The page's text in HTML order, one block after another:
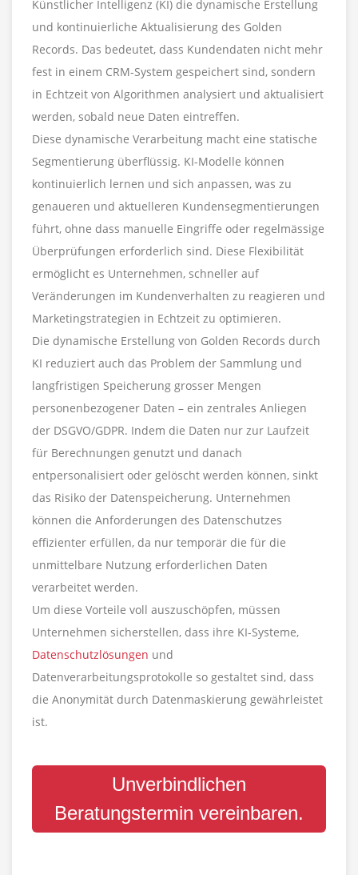
Künstlicher Intelligenz (KI) die dynamische Erstellung
und kontinuierliche Aktualisierung des Golden
Records. Das bedeutet, dass Kundendaten nicht mehr
fest in einem CRM-System gespeichert sind, sondern
in Echtzeit von Algorithmen analysiert und aktualisiert
werden, sobald neue Daten eintreffen.
Diese dynamische Verarbeitung macht eine statische
Segmentierung überflüssig. KI-Modelle können
kontinuierlich lernen und sich anpassen, was zu
genaueren und aktuelleren Kundensegmentierungen
führt, ohne dass manuelle Eingriffe oder regelmässige
Überprüfungen erforderlich sind. Diese Flexibilität
ermöglicht es Unternehmen, schneller auf
Veränderungen im Kundenverhalten zu reagieren und
Marketingstrategien in Echtzeit zu optimieren.
Die dynamische Erstellung von Golden Records durch
KI reduziert auch das Problem der Sammlung und
langfristigen Speicherung grosser Mengen
personenbezogener Daten – ein zentrales Anliegen
der DSGVO/GDPR. Indem die Daten nur zur Laufzeit
für Berechnungen genutzt und danach
entpersonalisiert oder gelöscht werden können, sinkt
das Risiko der Datenspeicherung. Unternehmen
können die Anforderungen des Datenschutzes
effizienter erfüllen, da nur temporär die für die
unmittelbare Nutzung erforderlichen Daten
verarbeitet werden.
Um diese Vorteile voll auszuschöpfen, müssen
Unternehmen sicherstellen, dass ihre KI-Systeme,
Datenschutzlösungen und
Datenverarbeitungsprotokolle so gestaltet sind, dass
die Anonymität durch Datenmaskierung gewährleistet
ist.
Unverbindlichen
Beratungstermin vereinbaren.